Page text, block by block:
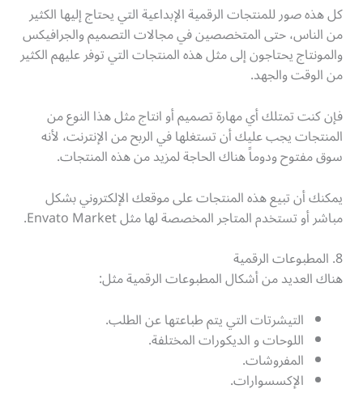
كل هذه صور للمنتجات الرقمية الإبداعية التي يحتاج إليها الكثير
من الناس، حتى المتخصصين في مجالات التصميم والجرافيكس
والمونتاج يحتاجون إلى مثل هذه المنتجات التي توفر عليهم الكثير
من الوقت والجهد.
فإن كنت تمتلك أي مهارة تصميم أو انتاج مثل هذا النوع من
المنتجات يجب عليك أن تستغلها في الربح من الإنترنت، لأنه
سوق مفتوح ودوماً هناك الحاجة لمزيد من هذه المنتجات.
يمكنك أن تبيع هذه المنتجات على موقعك الإلكتروني بشكل
مباشر أو تستخدم المتاجر المخصصة لها مثل Envato Market.
8. المطبوعات الرقمية
هناك العديد من أشكال المطبوعات الرقمية مثل:
التيشرتات التي يتم طباعتها عن الطلب.
اللوحات و الديكورات المختلفة.
المفروشات.
الإكسسوارات.